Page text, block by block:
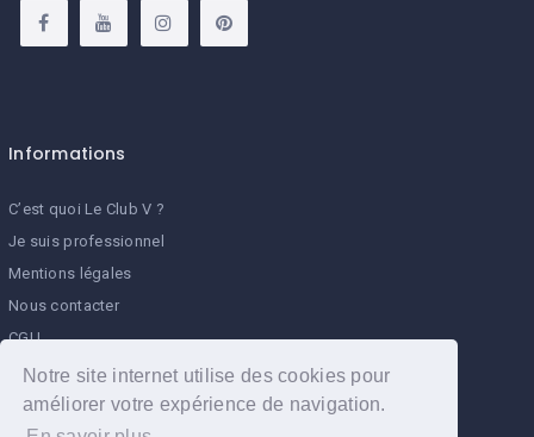
Notre site internet utilise des cookies pour
améliorer votre expérience de navigation.
Informations
C’est quoi Le Club V ?
Je suis professionnel
Mentions légales
Nous contacter
CGU
Programme de parrainage Le Club V